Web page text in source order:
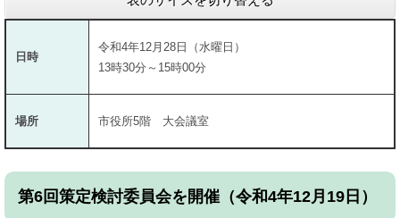
日時
令和4年12月28日（水曜日）
13時30分～15時00分
場所 市役所5階 大会議室
第6回策定検討委員会を開催（令和4年12月19日）